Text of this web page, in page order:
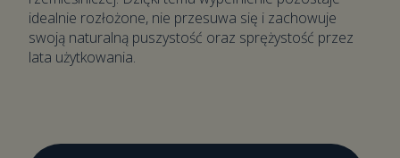
idealnie rozłożone, nie przesuwa się i zachowuje
swoją naturalną puszystość oraz sprężystość przez
lata użytkowania.